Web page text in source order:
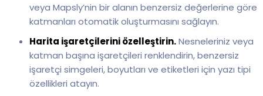
veya Mapsly’nin bir alanın benzersiz değerlerine göre
katmanları otomatik oluşturmasını sağlayın.
Harita işaretçilerini özelleştirin.Nesneleriniz veya
katman başına işaretçileri renklendirin, benzersiz
işaretçi simgeleri, boyutları ve etiketleri için yazı tipi
özellikleri atayın.